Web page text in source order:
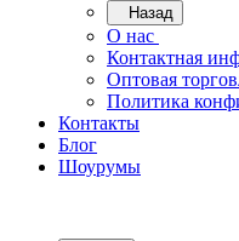
Назад
О нас
Контактная
Оптовая
Политика
Контакты
Блог
Шоурумы